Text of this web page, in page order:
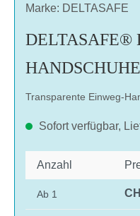
Marke: DELTASAFE
DELTASAFE®
HANDSCHUHE
Transparente Einweg-
Sofort verfügbar,
Anzahl
Ab 1